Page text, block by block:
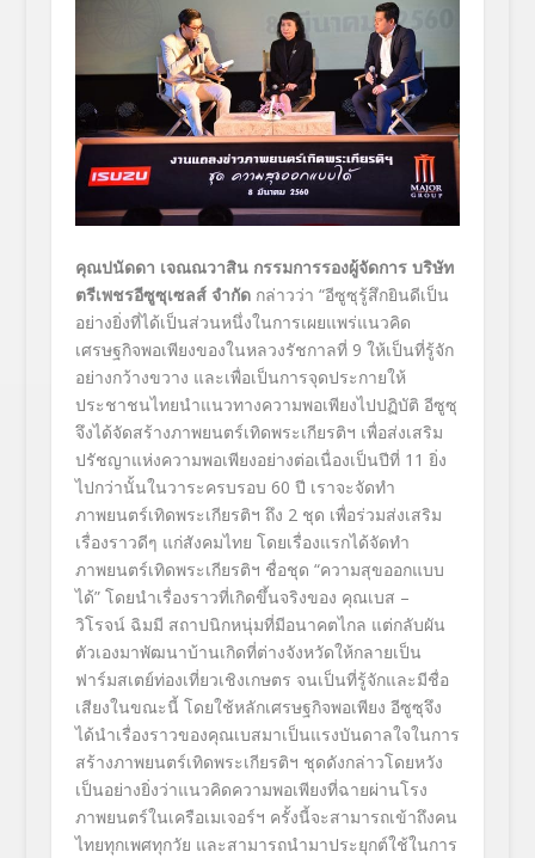
คุณปนัดดา เจณณวาสิน กรรมการรองผู้จัดการ บริษัท
ตรีเพชรอีซูซุเซลส์ จำกัดกล่าวว่า “อีซูซุรู้สึกยินดีเป็น
อย่างยิ่งที่ได้เป็นส่วนหนึ่งในการเผยแพร่แนวคิด
เศรษฐกิจพอเพียงของในหลวงรัชกาลที่ 9 ให้เป็นที่รู้จัก
อย่างกว้างขวาง และเพื่อเป็นการจุดประกายให้
ประชาชนไทยนำแนวทางความพอเพียงไปปฏิบัติ อีซูซุ
จึงได้จัดสร้างภาพยนตร์เทิดพระเกียรติฯ เพื่อส่งเสริม
ปรัชญาแห่งความพอเพียงอย่างต่อเนื่องเป็นปีที่ 11 ยิ่ง
ไปกว่านั้นในวาระครบรอบ 60 ปี เราจะจัดทำ
ภาพยนตร์เทิดพระเกียรติฯ ถึง 2 ชุด เพื่อร่วมส่งเสริม
เรื่องราวดีๆ แก่สังคมไทย โดยเรื่องแรกได้จัดทำ
ภาพยนตร์เทิดพระเกียรติฯ ชื่อชุด “ความสุขออกแบบ
ได้” โดยนำเรื่องราวที่เกิดขึ้นจริงของ คุณเบส –
วิโรจน์ ฉิมมี สถาปนิกหนุ่มที่มีอนาคตไกล แต่กลับผัน
ตัวเองมาพัฒนาบ้านเกิดที่ต่างจังหวัดให้กลายเป็น
ฟาร์มสเตย์ท่องเที่ยวเชิงเกษตร จนเป็นที่รู้จักและมีชื่อ
เสียงในขณะนี้ โดยใช้หลักเศรษฐกิจพอเพียง อีซูซุจึง
ได้นำเรื่องราวของคุณเบสมาเป็นแรงบันดาลใจในการ
สร้างภาพยนตร์เทิดพระเกียรติฯ ชุดดังกล่าวโดยหวัง
เป็นอย่างยิ่งว่าแนวคิดความพอเพียงที่ฉายผ่านโรง
ภาพยนตร์ในเครือเมเจอร์ฯ ครั้งนี้จะสามารถเข้าถึงคน
ไทยทุกเพศทุกวัย และสามารถนำมาประยุกต์ใช้ในการ